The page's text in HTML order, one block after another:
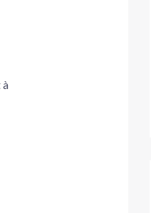
à